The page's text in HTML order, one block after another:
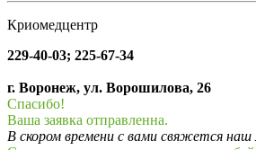
Криомедцентр
229-40-03; 225-67-34
г. Воронеж, ул. Ворошилова, 26
Спасибо!
Ваша заявка отправленна.
В скором времени с вами свяжется наш